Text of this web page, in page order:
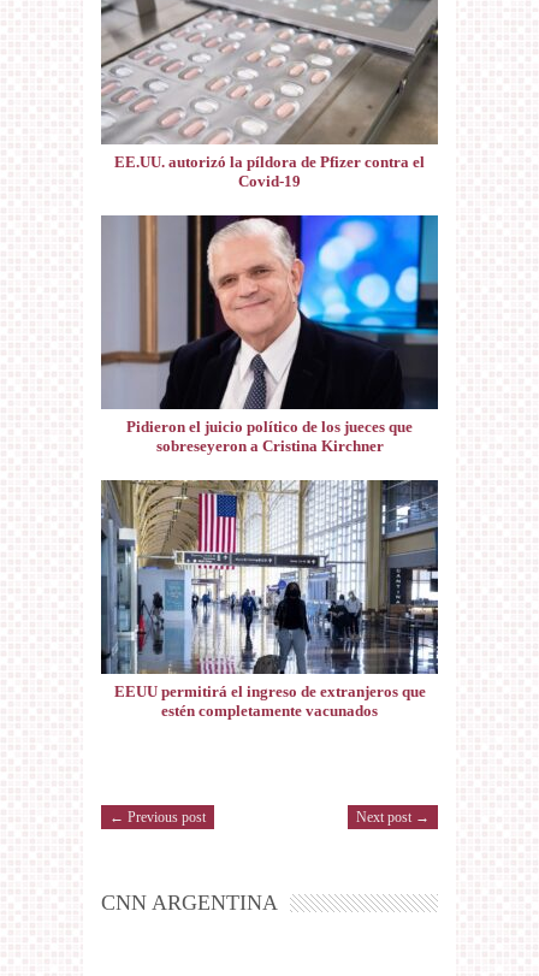
EE.UU. autorizó la píldora de Pfizer contra el
Covid-19
Pidieron el juicio político de los jueces que
sobreseyeron a Cristina Kirchner
EEUU permitirá el ingreso de extranjeros que
estén completamente vacunados
← Previous post Next post →
CNN ARGENTINA